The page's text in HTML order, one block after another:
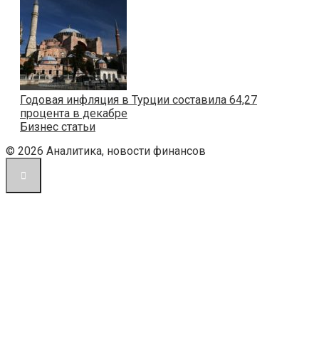
Годовая инфляция в Турции составила 64,27
процента в декабре
Бизнес статьи
© 2026 Аналитика, новости финансов